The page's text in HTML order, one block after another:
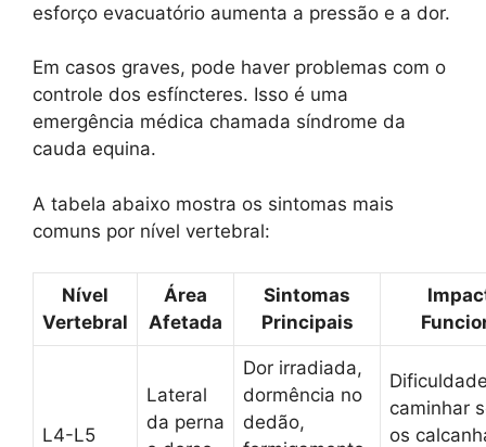
esforço evacuatório aumenta a pressão e a dor.
Em casos graves, pode haver problemas com o
controle dos esfíncteres. Isso é uma
emergência médica chamada síndrome da
cauda equina.
A tabela abaixo mostra os sintomas mais
comuns por nível vertebral:
Nível
Vertebral
Área
Afetada
Sintomas
Principais
L4-L5
Lateral
da perna
Dor irradiada,
dormência no
dedão,
caminhar
os